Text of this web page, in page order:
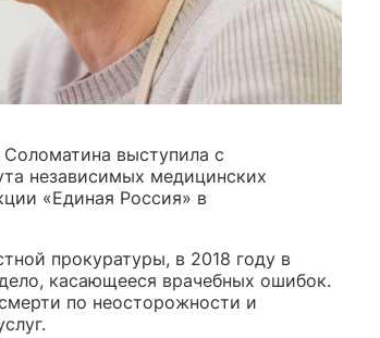
выступила с
независимых медицинских
«Единая Россия» в
прокуратуры, в 2018 году в
касающееся врачебных ошибок.
по неосторожности и